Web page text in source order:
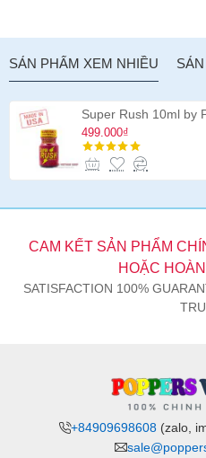
Jr.
Double
Header
inch
SẢN PHẨM XEM NHIỀU
Super Rush 10ml by
499.000₫
CAM KẾT SẢN PHẨM
HOẶC
SATISFACTION 100%
+84909698608(zalo,